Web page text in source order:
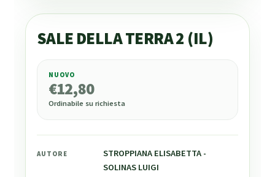
SALE DELLA TERRA 2 (IL)
12,80
NUOVO
€12,80
Ordinabile su richiesta
AUTORE
STROPPIANA ELISABETTA -
SOLINAS LUIGI